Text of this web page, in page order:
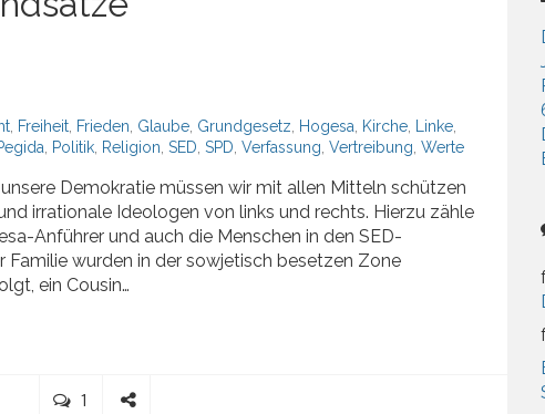
Freiheit Frieden Glaube Grundgesetz Hogesa Kirche Linke
Politik Religion SED SPD Verfassung Vertreibung Werte
Demokratie müssen wir mit allen Mitteln schützen
irrationale Ideologen von links und rechts. Hierzu zähle
Anführer und auch die Menschen in den SED-
Familie wurden in der sowjetisch besetzen Zone
ein Cousin…
1